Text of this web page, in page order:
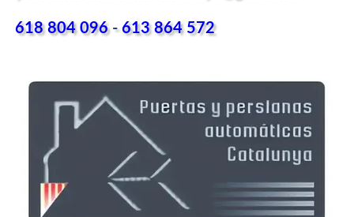
618 804 096-613 864 572